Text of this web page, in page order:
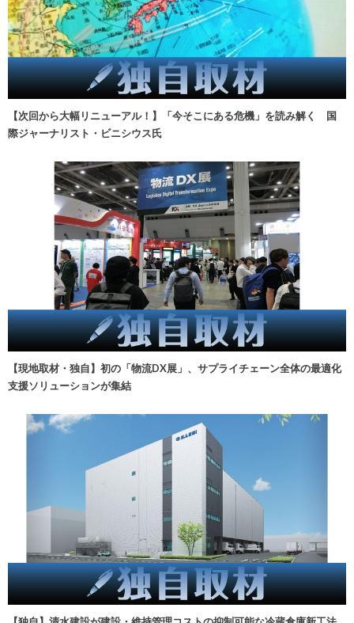
【次回から大幅リニューアル！】「今そこにある危機」を読み解く 国
際ジャーナリスト・ビニシウス氏
【現地取材・独自】初の「物流DX展」、サプライチェーン全体の最適化
支援ソリューションが集結